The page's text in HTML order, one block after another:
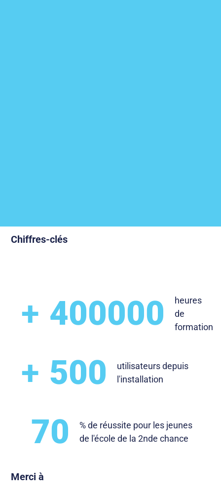
Chiffres-clés
+ 400000
heures
de
formation
+ 500
utilisateurs depuis
l'installation
70
% de réussite pour les jeunes
de l'école de la 2nde chance
Merci à